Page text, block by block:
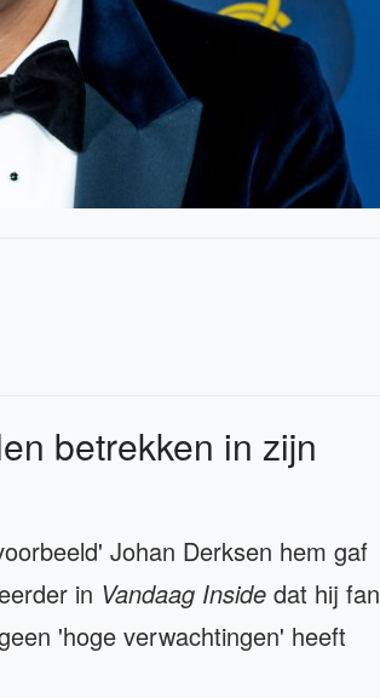
betrekken in zijn
Johan Derksen hem gaf
in Vandaag Inside dat hij fan
'hoge verwachtingen' heeft